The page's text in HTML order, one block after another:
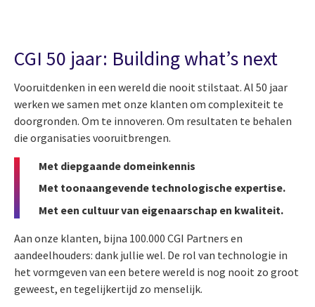
CGI 50 jaar: Building what’s next
Vooruitdenken in een wereld die nooit stilstaat. Al 50 jaar
werken we samen met onze klanten om complexiteit te
doorgronden. Om te innoveren. Om resultaten te behalen
die organisaties vooruitbrengen.
Met diepgaande domeinkennis
Met toonaangevende technologische expertise.
Met een cultuur van eigenaarschap en kwaliteit.
Aan onze klanten, bijna 100.000 CGI Partners en
aandeelhouders: dank jullie wel. De rol van technologie in
het vormgeven van een betere wereld is nog nooit zo groot
geweest, en tegelijkertijd zo menselijk.